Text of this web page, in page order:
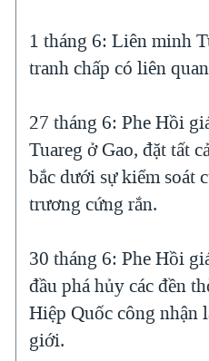
1 tháng 6: Liên minh
tranh chấp có liên
27 tháng 6: Phe Hồi
Tuareg ở Gao, đặt tất
bắc dưới sự kiểm soát
trương cứng rắn.
30 tháng 6: Phe Hồi
đầu phá hủy các đền
Hiệp Quốc công nhận
giới.